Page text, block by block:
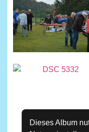
Dieses Album